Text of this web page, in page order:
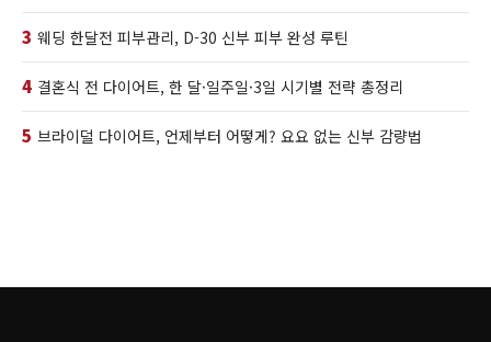
3 웨딩 한달전 피부관리, D-30 신부 피부 완성 루틴
4 결혼식 전 다이어트, 한 달·일주일·3일 시기별 전략 총정리
5 브라이덜 다이어트, 언제부터 어떻게? 요요 없는 신부 감량법